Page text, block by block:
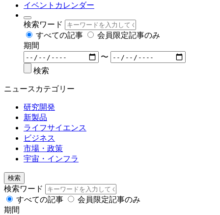
イベントカレンダー
検索ワード
すべての記事
会員限定記事のみ
期間
〜
検索
ニュースカテゴリー
研究開発
新製品
ライフサイエンス
ビジネス
市場・政策
宇宙・インフラ
検索
検索ワード
すべての記事
会員限定記事のみ
期間